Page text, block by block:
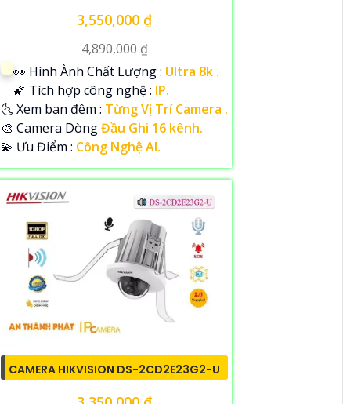
3,550,000 ₫
4,890,000 ₫
️👀 Hình Ành Chất Lượng : Ultra 8k .
🌠 Tích hợp công nghệ : IP.
🌜 Xem ban đêm : Từng Vị Trí Camera .
🎨 Camera DòngĐầu Ghi 16 kênh.
️💫 Ưu Điểm : Công Nghệ AI.
CAMERA HIKVISION DS-2CD2E23G2-U